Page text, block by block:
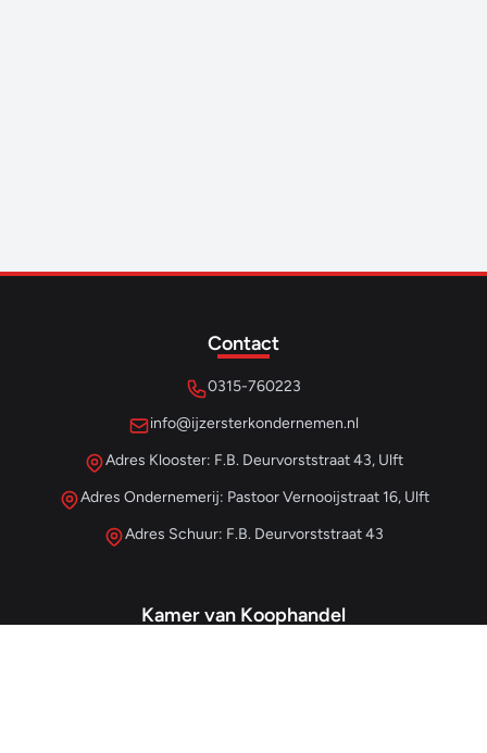
Contact
0315-760223
info@ijzersterkondernemen.nl
Adres Klooster: F.B. Deurvorststraat 43, Ulft
Adres Ondernemerij: Pastoor Vernooijstraat 16, Ulft
Adres Schuur: F.B. Deurvorststraat 43
Kamer van Koophandel